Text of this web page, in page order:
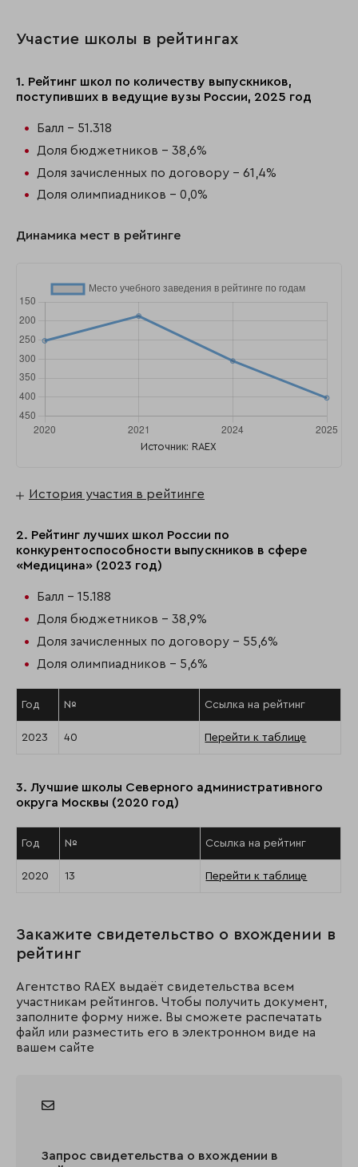
Участие школы в рейтингах
1. Рейтинг школ по количеству выпускников,
поступивших в ведущие вузы России, 2025 год
Балл - 51.318
Доля бюджетников - 38,6%
Доля зачисленных по договору - 61,4%
Доля олимпиадников - 0,0%
Динамика мест в рейтинге
Источник: RAEX
История участия в рейтинге
2. Рейтинг лучших школ России по
конкурентоспособности выпускников в сфере
«Медицина» (2023 год)
Балл - 15.188
Доля бюджетников - 38,9%
Доля зачисленных по договору - 55,6%
Доля олимпиадников - 5,6%
Год № Ссылка на рейтинг
2023 40 Перейти к таблице
3. Лучшие школы Северного административного
округа Москвы (2020 год)
Год № Ссылка на рейтинг
2020 13 Перейти к таблице
Закажите свидетельство о вхождении в
рейтинг
Агентство RAEX выдаёт свидетельства всем
участникам рейтингов. Чтобы получить документ,
заполните форму ниже. Вы сможете распечатать
файл или разместить его в электронном виде на
вашем сайте
Запрос свидетельства о вхождении в